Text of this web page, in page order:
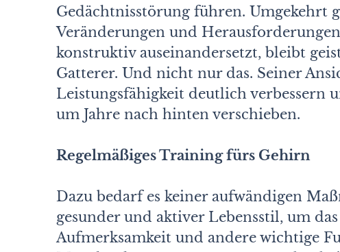
Gedächtnisstörung führen. Umgekehrt
Veränderungen und
konstruktiv auseinandersetzt, bleibt
Gatterer. Und nicht nur das. Seiner
Leistungsfähigkeit deutlich verbessern
um Jahre nach hinten verschieben.
Regelmäßiges Training fürs Gehirn
Dazu bedarf es keiner aufwändigen
gesunder und aktiver Lebensstil, um
Aufmerksamkeit und andere wichtige